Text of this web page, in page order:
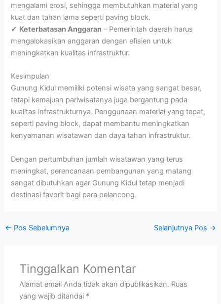
mengalami erosi, sehingga membutuhkan material yang
kuat dan tahan lama seperti paving block.
✔ Keterbatasan Anggaran – Pemerintah daerah harus
mengalokasikan anggaran dengan efisien untuk
meningkatkan kualitas infrastruktur.
Kesimpulan
Gunung Kidul memiliki potensi wisata yang sangat besar,
tetapi kemajuan pariwisatanya juga bergantung pada
kualitas infrastrukturnya. Penggunaan material yang tepat,
seperti paving block, dapat membantu meningkatkan
kenyamanan wisatawan dan daya tahan infrastruktur.
Dengan pertumbuhan jumlah wisatawan yang terus
meningkat, perencanaan pembangunan yang matang
sangat dibutuhkan agar Gunung Kidul tetap menjadi
destinasi favorit bagi para pelancong.
← Pos Sebelumnya Selanjutnya Pos →
Tinggalkan Komentar
Alamat email Anda tidak akan dipublikasikan. Ruas
yang wajib ditandai *